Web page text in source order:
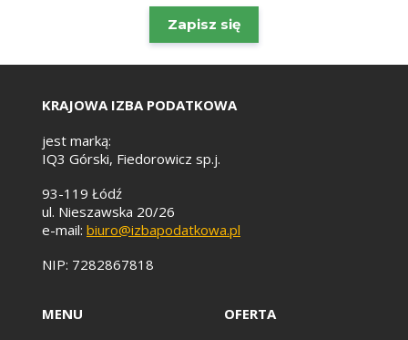
KRAJOWA IZBA PODATKOWA
jest marką:
IQ3 Górski, Fiedorowicz sp.j.
93-119 Łódź
ul. Nieszawska 20/26
e-mail: biuro@izbapodatkowa.pl
NIP: 7282867818
MENU
OFERTA